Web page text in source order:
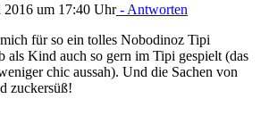
2016 um 17:40 Uhr- Antworten
für so ein tolles Nobodinoz Tipi
als Kind auch so gern im Tipi gespielt (das
chic aussah). Und die Sachen von
zuckersüß!